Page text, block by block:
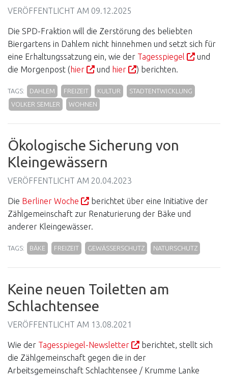
VERÖFFENTLICHT AM 09.12.2025
Die SPD-Fraktion will die Zerstörung des beliebten
Biergartens in Dahlem nicht hinnehmen und setzt sich für
eine Erhaltungssatzung ein, wie der Tagesspiegel
und
die Morgenpost (hier und hier ) berichten.
TAGS: DAHLEM FREIZEIT KULTUR
STADTENTWICKLUNG
VOLKER SEMLER
WOHNEN
Ökologische Sicherung von
Kleingewässern
VERÖFFENTLICHT AM 20.04.2023
Die Berliner Woche
berichtet über eine Initiative der
Zählgemeinschaft zur Renaturierung der Bäke und
anderer Kleingewässer.
TAGS: BÄKE FREIZEIT GEWÄSSERSCHUTZ NATURSCHUTZ
Keine neuen Toiletten am
Schlachtensee
VERÖFFENTLICHT AM 13.08.2021
Wie der Tagesspiegel-Newsletter
berichtet, stellt sich
die Zählgemeinschaft gegen die in der
Arbeitsgemeinschaft Schlachtensee / Krumme Lanke